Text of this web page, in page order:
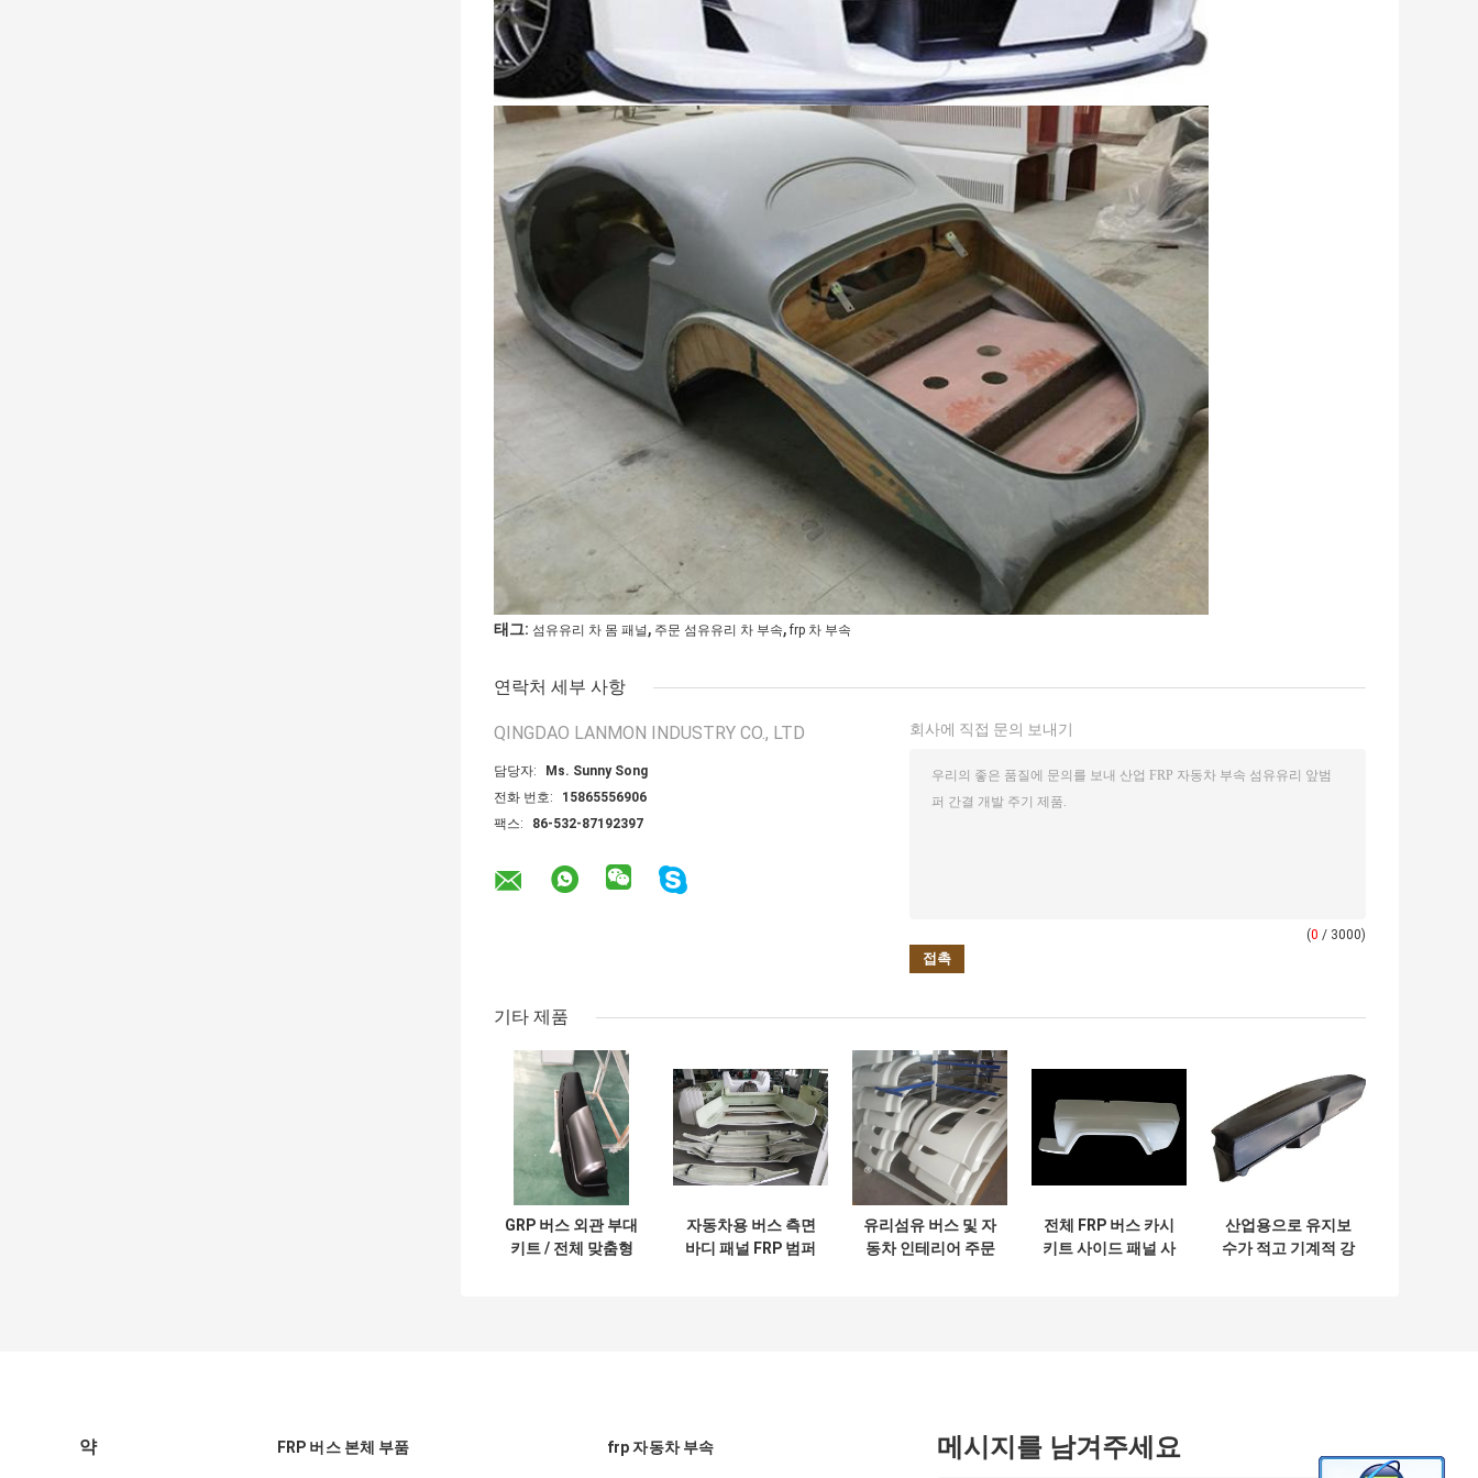
태그: 섬유유리 차 몸 패널 , 주문 섬유유리 차 부속, frp 차 부속
연락처 세부 사항
QINGDAO LANMON INDUSTRY CO., LTD
담당자:
Ms. Sunny Song
전화 번호:
15865556906
팩스:
86-532-87192397
회사에 직접 문의 보내기
(0 / 3000)
기타 제품
GRP 버스 외관 부대
키트 / 전체 맞춤형
자동차용 버스 측면
바디 패널 FRP 범퍼
유리섬유 버스 및 자
동차 인테리어 주문
전체 FRP 버스 카시
키트 사이드 패널 사
산업용으로 유지보
수가 적고 기계적 강
약 FRP 버스 본체 부품 frp 자동차 부속 메시지를 남겨주세요